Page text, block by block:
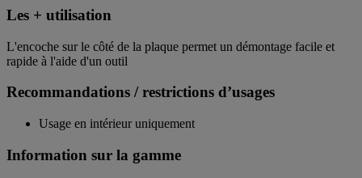
Les + utilisation
L'encoche sur le côté de la plaque permet un démontage facile et
rapide à l'aide d'un outil
Recommandations / restrictions d’usages
Usage en intérieur uniquement
Information sur la gamme